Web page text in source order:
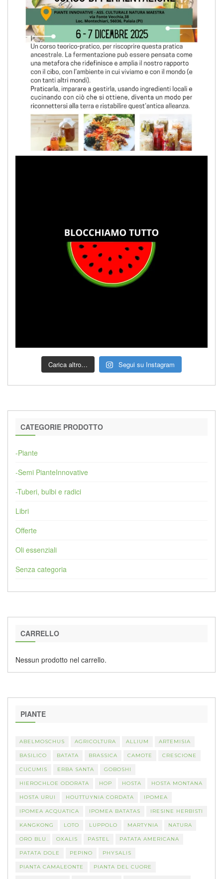
Carica altro… Segui su Instagram
CATEGORIE PRODOTTO
-Piante
-Semi PianteInnovative
-Tuberi, bulbi e radici
Libri
Offerte
Oli essenziali
Senza categoria
CARRELLO
Nessun prodotto nel carrello.
PIANTE
ABELMOSCHUS AGRICOLTURA ALLIUM ARTEMISIA
BASILICO BATATA BRASSICA CAMOTE CRESCIONE
CUCUMIS ERBA SANTA GOBOSHI
HIEROCHLOE ODORATA HOP HOSTA HOSTA MONTANA
HOSTA URUI HOUTTUYNIA CORDATA IPOMEA
IPOMEA ACQUATICA IPOMEA BATATAS IRESINE HERBISTI
KANGKONG LOTO LUPPOLO MARTYNIA NATURA
ORO BLU OXALIS PASTEL PATATA AMERICANA
PATATA DOLE PEPINO PHYSALIS
PIANTA CAMALEONTE PIANTA DEL CUORE